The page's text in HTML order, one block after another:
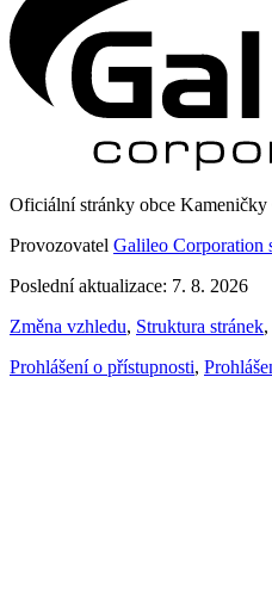
Oficiální stránky obce
Provozovatel Galileo Corporation
Poslední aktualizace: 7. 8. 2026
Změna vzhledu, Struktura stránek,
Prohlášení o přístupnosti,